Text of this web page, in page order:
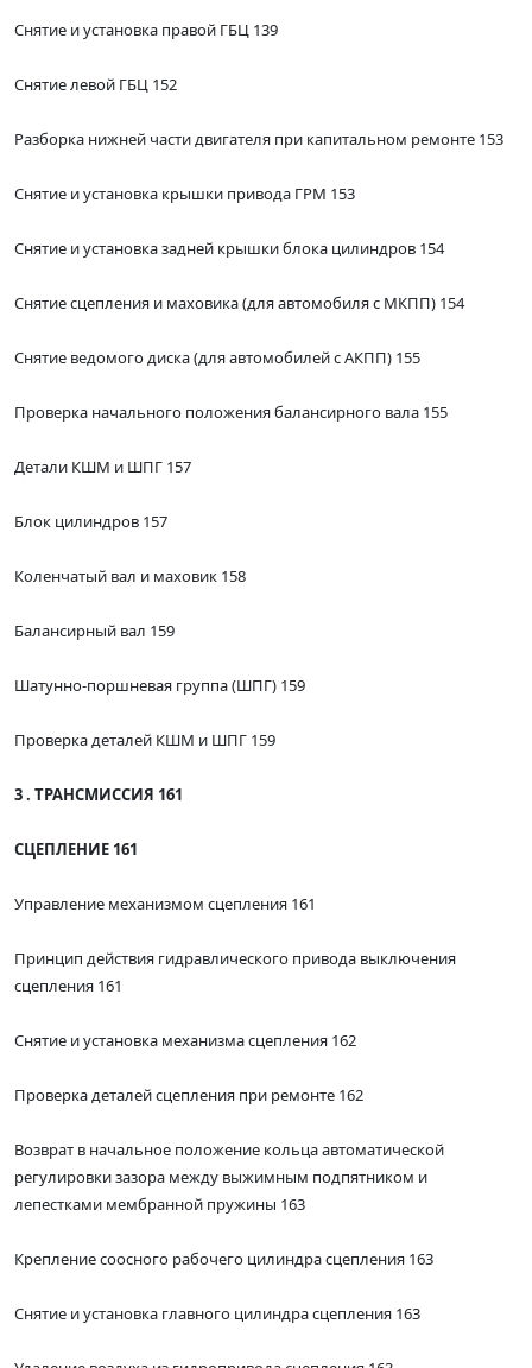
Снятие и установка правой ГБЦ 139
Снятие левой ГБЦ 152
Разборка нижней части двигателя при капитальном ремонте 153
Снятие и установка крышки привода ГРМ 153
Снятие и установка задней крышки блока цилиндров 154
Снятие сцепления и маховика (для автомобиля с МКПП) 154
Снятие ведомого диска (для автомобилей с АКПП) 155
Проверка начального положения балансирного вала 155
Детали КШМ и ШПГ 157
Блок цилиндров 157
Коленчатый вал и маховик 158
Балансирный вал 159
Шатунно-поршневая группа (ШПГ) 159
Проверка деталей КШМ и ШПГ 159
3 . ТРАНСМИССИЯ 161
СЦЕПЛЕНИЕ 161
Управление механизмом сцепления 161
Принцип действия гидравлического привода выключения
сцепления 161
Снятие и установка механизма сцепления 162
Проверка деталей сцепления при ремонте 162
Возврат в начальное положение кольца автоматической
регулировки зазора между выжимным подпятником и
лепестками мембранной пружины 163
Крепление соосного рабочего цилиндра сцепления 163
Снятие и установка главного цилиндра сцепления 163